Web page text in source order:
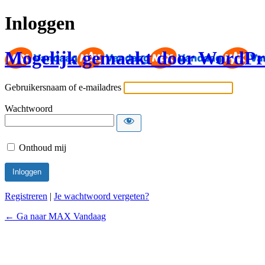
Inloggen
Mogelijk gemaakt door
Gebruikersnaam of e-mailadres
Wachtwoord
Onthoud mij
Registreren | Je wachtwoord vergeten?
← Ga naar MAX Vandaag